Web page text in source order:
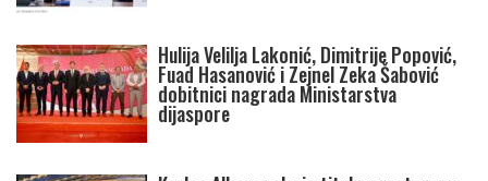
Hulija Velilja Lakonić, Dimitrije Popović,
Fuad Hasanović i Zejnel Zeka Šabović
dobitnici nagrada Ministarstva
dijaspore